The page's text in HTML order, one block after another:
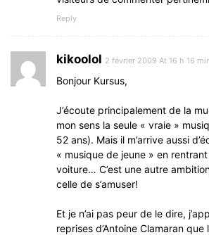
Reply
kikoolol 2 février 2009 At 16 h 16
Bonjour Kursus,
J’écoute principalement de la
mon sens la seule « vraie »
52 ans). Mais il m’arrive aussi
« musique de jeune » en
voiture… C’est une autre
celle de s’amuser!
Et je n’ai pas peur de le dire,
reprises d’Antoine Clamaran